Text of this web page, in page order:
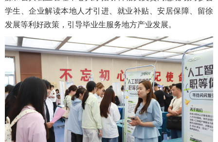
学生、企业解读本地人才引进、就业补贴、安居保障、留徐
发展等利好政策，引导毕业生服务地方产业发展。